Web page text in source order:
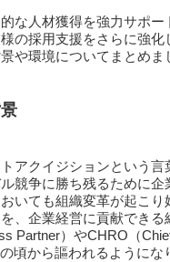
な人材獲得を強力サポ
の採用支援をさらに強
や環境についてまとめ
アクイジションという
競争に勝ち残るために企
いても組織変革が起こり
、企業経営に貢献できる
Partner）やCHRO（
頃から謳われるようにな